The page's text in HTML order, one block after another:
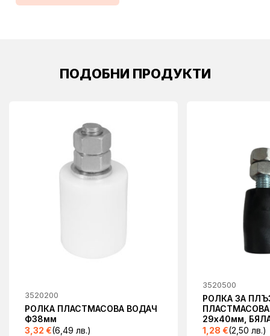
ПОДОБНИ ПРОДУКТИ
3520200
РОЛКА ПЛАСТМАСОВА ВОДАЧ
Ф38мм
3,32 €(6,49 лв.)
3520500
РОЛКА ЗА
29х40мм,
1,28 €(2,50 лв.)